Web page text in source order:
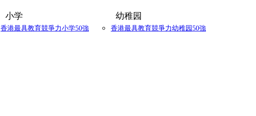
小学
香港最具教育競爭力小学50強
幼稚园
香港最具教育競爭力幼稚园50強